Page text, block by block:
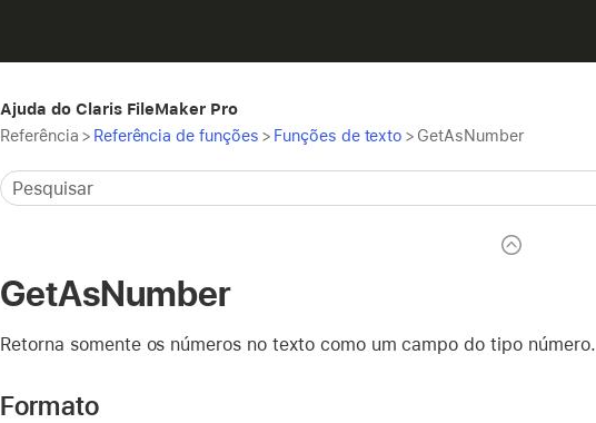
Ajuda do Claris FileMaker Pro
Referência > Referência de funções > Funções de texto > GetAsNumber
GetAsNumber
Retorna somente os números no texto como um campo do tipo número.
Formato